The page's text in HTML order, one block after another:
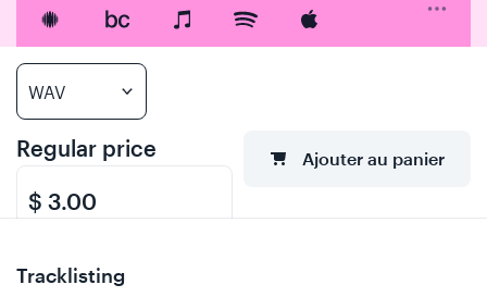
Regular price
$ 3.00
Ajouter au panier
Tracklisting